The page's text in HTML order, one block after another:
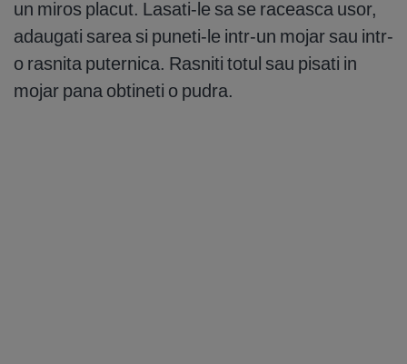
un miros placut. Lasati-le sa se raceasca usor,
adaugati sarea si puneti-le intr-un mojar sau intr-
o rasnita puternica. Rasniti totul sau pisati in
mojar pana obtineti o pudra.